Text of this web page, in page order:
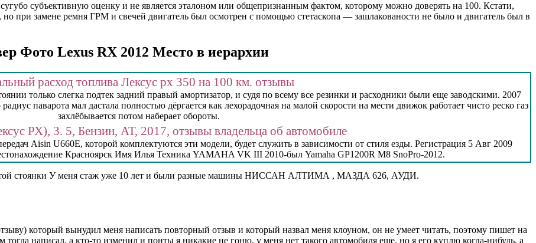
субъективную оценку и не является эталоном или общепризнанным фактом, которому можно доверять на 100. Кстати,
при замене ремня ГРМ и свечей двигатель был осмотрен с помощью стетаскопа — зашлакованости не было и двигатель был в
Фото Lexus RX 2012 Место в иерархии
расход топлива Лексус рх 350 на 100 км. отзывы
только слегка подтек задний правый амортизатор, и судя по всему все резинки и расходники были еще заводскими. 2007
паварота мал дастала полностью дёргается как лехорадочная на малой скорости на мести движок работает чисто реско газ
захлёбывается потом наберает обороты.
РХ), 3. 5, Бензин, АТ, 2017, отзывы владельца об автомобиле
Aisin U660E, которой комплектуются эти модели, будет служить в зависимости от стиля езды. Регистрация 5 Авг 2009
Красноярск Имя Илья Техника YAMAHA VK III 2010-был Yamaha GP1200R M8 SnoPro-2012.
стоянки У меня стаж уже 10 лет и были разные машины НИССАН АЛТИМА , МАЗДА 626, АУДИ.
который вынудил меня написать повторный отзыв и который назвал меня клоуном, он не умеет читать, поэтому пишет на
написал, а кто-то изменил и понты я никакие не гоню, у меня нет такого автомобиля еще, но я его куплю когда-нибудь, а